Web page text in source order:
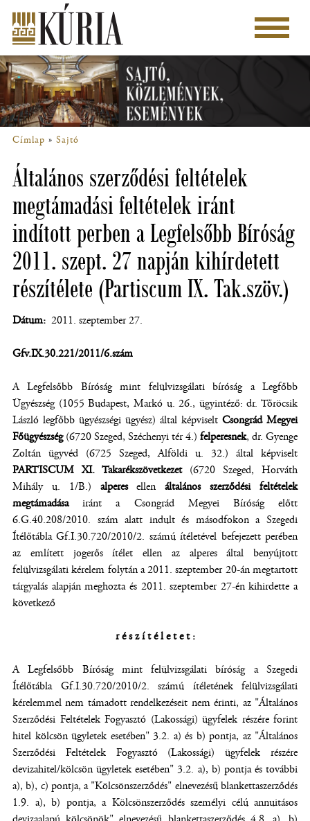
tartalomra
Főmenü
Morzsa
Címlap Sajtó
Általános szerződési feltételek
megtámadási feltételek iránt
indított perben a Legfelsőbb Bíróság
2011. szept. 27 napján kihírdetett
részítélete (Partiscum IX. Tak.szöv.)
Dátum 2011. szeptember 27.
Gfv.IX.30.221/2011/6.szám
A Legfelsőbb Bíróság mint felülvizsgálati bíróság a Legfőbb
Ügyészség (1055 Budapest, Markó u. 26., ügyintéző: dr. Tőröcsik
László legfőbb ügyészségi ügyész) által képviselt Csongrád Megyei
Főügyészség(6720 Szeged, Széchenyi tér 4.) felperesnek, dr. Gyenge
Zoltán ügyvéd (6725 Szeged, Alföldi u. 32.) által képviselt
PARTISCUM XI. Takarékszövetkezet (6720 Szeged, Horváth
Mihály u. 1/B.) alperesellenáltalános szerződési feltételek
megtámadásairánt a Csongrád Megyei Bíróság előtt
6.G.40.208/2010. szám alatt indult és másodfokon a Szegedi
Ítélőtábla Gf.I.30.720/2010/2. számú ítéletével befejezett perében
az említett jogerős ítélet ellen az alperes által benyújtott
felülvizsgálati kérelem folytán a 2011. szeptember 20-án megtartott
tárgyalás alapján meghozta és 2011. szeptember 27-én kihirdette a
következő
r é s z í t é l e t e t :
A Legfelsőbb Bíróság mint felülvizsgálati bíróság a Szegedi
Ítélőtábla Gf.I.30.720/2010/2. számú ítéletének felülvizsgálati
kérelemmel nem támadott rendelkezéseit nem érinti, az "Általános
Szerződési Feltételek Fogyasztó (Lakossági) ügyfelek részére forint
hitel kölcsön ügyletek esetében" 3.2. a) és b) pontja, az "Általános
Szerződési Feltételek Fogyasztó (Lakossági) ügyfelek részére
devizahitel/kölcsön ügyletek esetében" 3.2. a), b) pontja és további
a), b), c) pontja, a "Kölcsönszerződés" elnevezésű blankettaszerződés
1.9. a), b) pontja, a Kölcsönszerződés személyi célú annuitásos